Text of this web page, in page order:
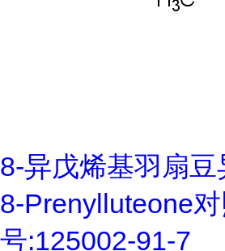
8-异戊烯基羽扇
8-Prenylluteone
号:125002-91-7